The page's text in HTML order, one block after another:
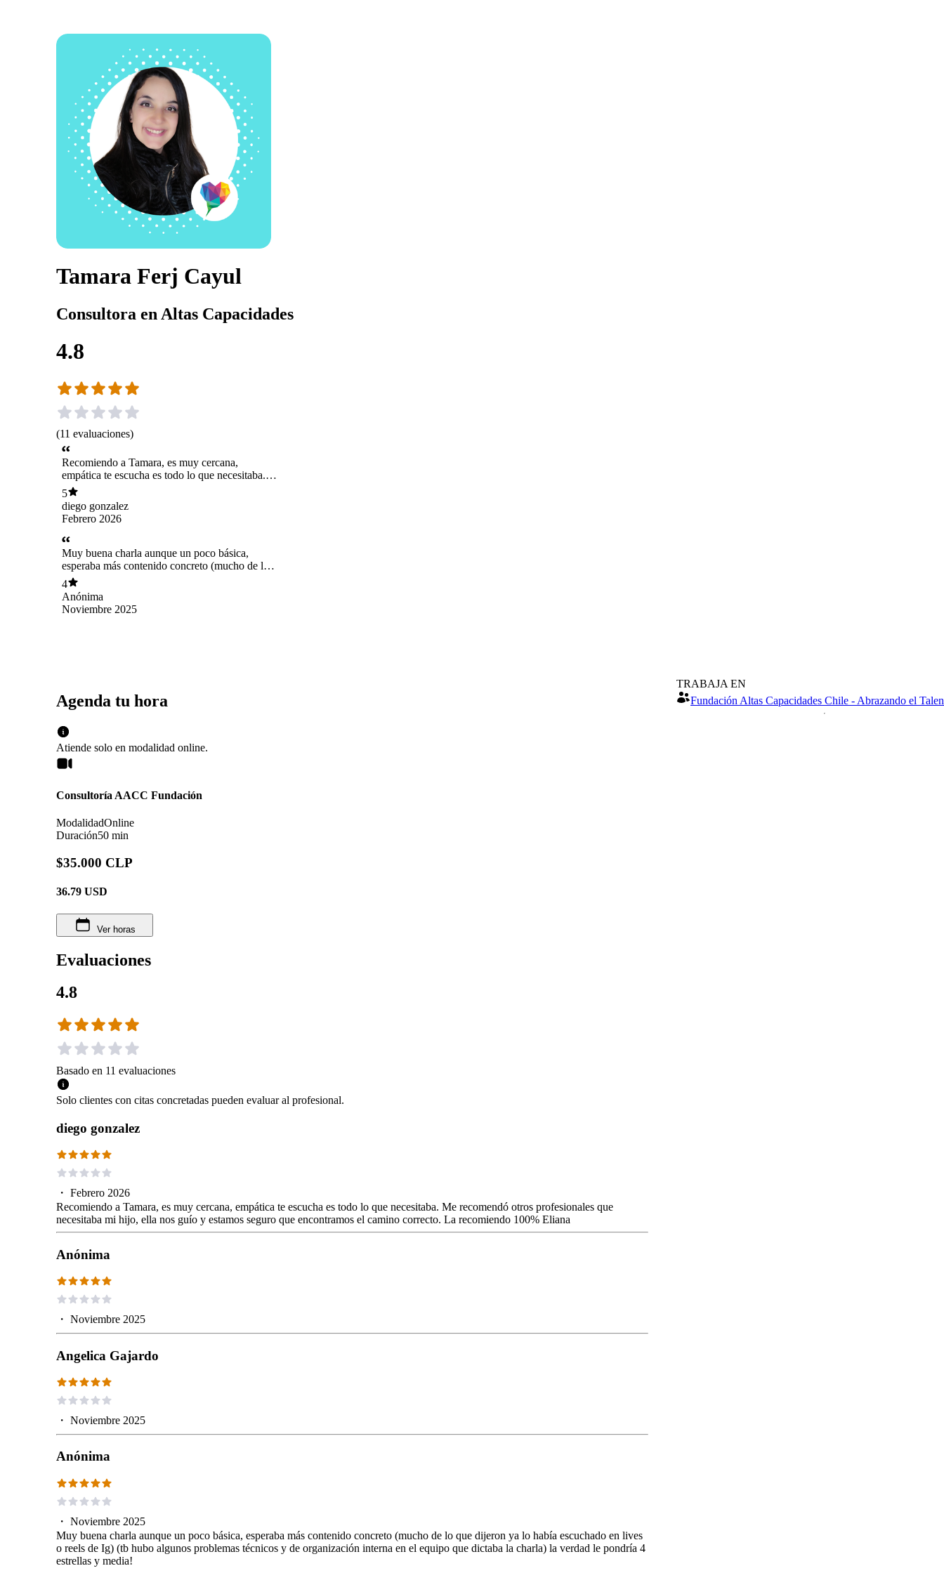
Tamara Ferj Cayul
Consultora en Altas Capacidades
4.8
(11 evaluaciones)
Recomiendo a Tamara, es muy cercana,
empática te escucha es todo lo que necesitaba.
Me recomendó otros profesionales que
necesitaba mi hijo, ella nos guío y estamos
seguro que encontramos el camino correcto. La
5
diego gonzalez
Febrero 2026
Muy buena charla aunque un poco básica,
esperaba más contenido concreto (mucho de lo
que dijeron ya lo había escuchado en lives o
reels de Ig) (tb hubo algunos problemas técnicos
y de organización interna en el equipo que
dictaba la charla) la verdad le pondría 4 estrellas
4
Anónima
Noviembre 2025
Agenda tu hora
Atiende solo en modalidad online.
Consultoría AACC Fundación
ModalidadOnline
Duración50 min
$35.000 CLP
36.79 USD
Ver horas
Evaluaciones
4.8
Basado en 11 evaluaciones
Solo clientes con citas concretadas pueden evaluar al profesional.
diego gonzalez
・ Febrero 2026
Recomiendo a Tamara, es muy cercana, empática te escucha es todo lo que necesitaba. Me recomendó otros profesionales que
necesitaba mi hijo, ella nos guío y estamos seguro que encontramos el camino correcto. La recomiendo 100% Eliana
Anónima
・ Noviembre 2025
Angelica Gajardo
・ Noviembre 2025
Anónima
・ Noviembre 2025
Muy buena charla aunque un poco básica, esperaba más contenido concreto (mucho de lo que dijeron ya lo había escuchado en lives
o reels de Ig) (tb hubo algunos problemas técnicos y de organización interna en el equipo que dictaba la charla) la verdad le pondría 4
estrellas y media!
TRABAJA EN
Fundación Altas Capacidades Chile - Abrazando el